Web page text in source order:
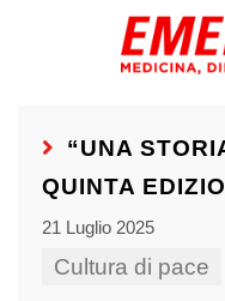
“UNA
QUINTA
21 Luglio 2025
Cultura di pace